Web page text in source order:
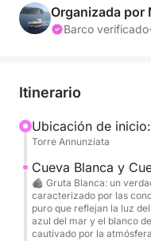
perspectiva
naturales que la han
📍 PUERTO DE
Nuestros
su alojamiento y le
unos 20 minutos de
TRASLADO DE
NO INCLUIDO EN EL
Organizada por
Barco verificado·
Itinerario
Ubicación de inicio:
Torre Annunziata
Cueva Blanca y
🪨 Gruta Blanca: un
caracterizado por las
puro que reflejan la luz
azul del mar y el blanco
cautivado por la